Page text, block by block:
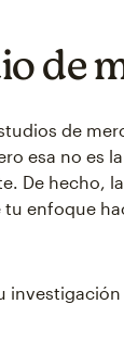
de
de
esa no es
De hecho,
enfoque